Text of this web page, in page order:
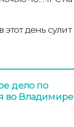
день сулит
дело по
во Владимире